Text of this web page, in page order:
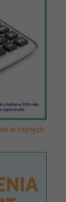
w różnych